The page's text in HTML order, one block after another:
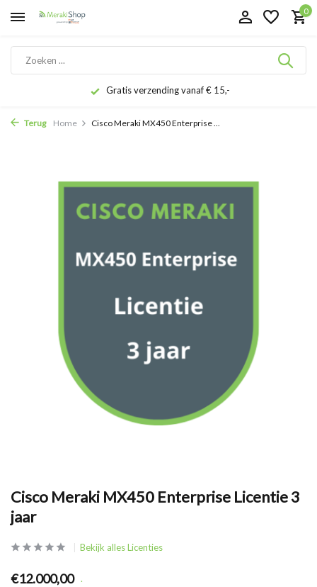
0
Gratis verzending vanaf € 15,-
Terug Home Cisco Meraki MX450 Enterprise ...
Cisco Meraki MX450 Enterprise Licentie 3
jaar
Bekijk alles Licenties
€12.000,00 .